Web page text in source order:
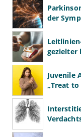
der
gezielter
Juvenile
„Treat